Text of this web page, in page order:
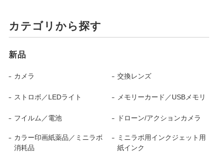
カテゴリから探す
新品
カメラ 交換レンズ
ストロボ／LEDライト メモリーカード／USBメモリ
フイルム／電池 ドローン/アクションカメラ
カラー印画紙薬品／ミニラボ
消耗品
ミニラボ用インクジェット用
紙インク